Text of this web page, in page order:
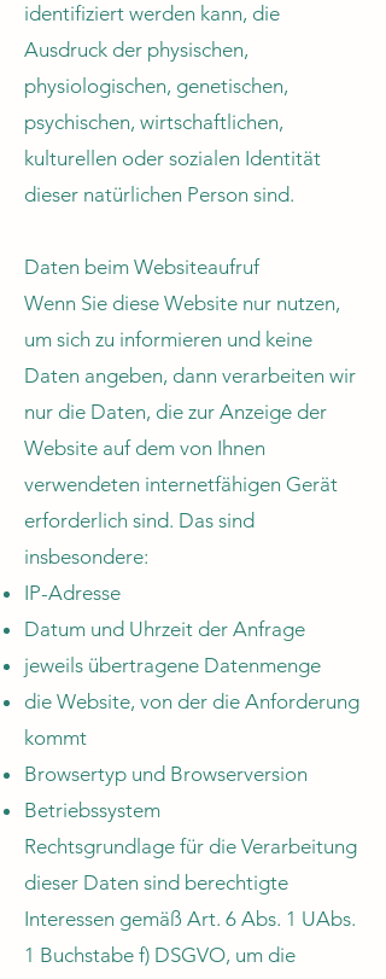
identifiziert werden kann, die
Ausdruck der physischen,
physiologischen, genetischen,
psychischen, wirtschaftlichen,
kulturellen oder sozialen Identität
dieser natürlichen Person sind.
Daten beim Websiteaufruf
Wenn Sie diese Website nur nutzen,
um sich zu informieren und keine
Daten angeben, dann verarbeiten wir
nur die Daten, die zur Anzeige der
Website auf dem von Ihnen
verwendeten internetfähigen Gerät
erforderlich sind. Das sind
insbesondere:
IP-Adresse
Datum und Uhrzeit der Anfrage
jeweils übertragene Datenmenge
die Website, von der die Anforderung
kommt
Browsertyp und Browserversion
Betriebssystem
Rechtsgrundlage für die Verarbeitung
dieser Daten sind berechtigte
Interessen gemäß Art. 6 Abs. 1 UAbs.
1 Buchstabe f) DSGVO, um die